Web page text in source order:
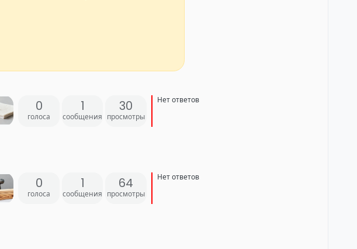
0
голоса
1
сообщения
30
просмотры
Нет ответов
0
голоса
1
сообщения
64
просмотры
Нет ответов